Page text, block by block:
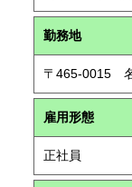
勤務地
〒465-0015
雇用形態
正社員